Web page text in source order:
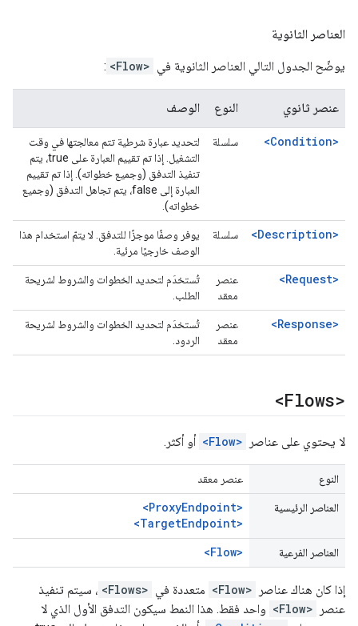
العناصر الثانوية
يوضّح الجدول التالي العناصر الثانوية في <Flow>
:
عنصر ثانوي النوع الوصف
<Condition> سلسلة
لتحديد عبارة شرطية تتم معالجتها في وقت
التشغيل. إذا تم تقييم العبارة على true، يتم
تنفيذ التدفق (وجميع خطواته). إذا تم تقييم
العبارة إلى false، يتم تجاهل التدفق (وجميع
خطواته).
<Description> سلسلة
يوفر وصفًا موجزًا للتدفق. لا يتمّ استخدام هذا
الوصف خارجيًا مرئية.
<Request>
عنصر
معقد
تُستخدَم لتحديد الخطوات والشروط لشريحة
الطلب.
<Response>
عنصر
معقد
تُستخدَم لتحديد الخطوات والشروط لشريحة
الردود.
<Flows>
لا يحتوي على عناصر <Flow> أو أكثر.
النوع عنصر معقد
العناصر الرئيسية
<ProxyEndpoint>
<TargetEndpoint>
العناصر الفرعية <Flow>
إذا كان هناك عناصر <Flow> متعددة في <Flows> ، سيتم تنفيذ
عنصر
<Flow> واحد فقط. هذا النمط سيكون التدفق الأول الذي لا